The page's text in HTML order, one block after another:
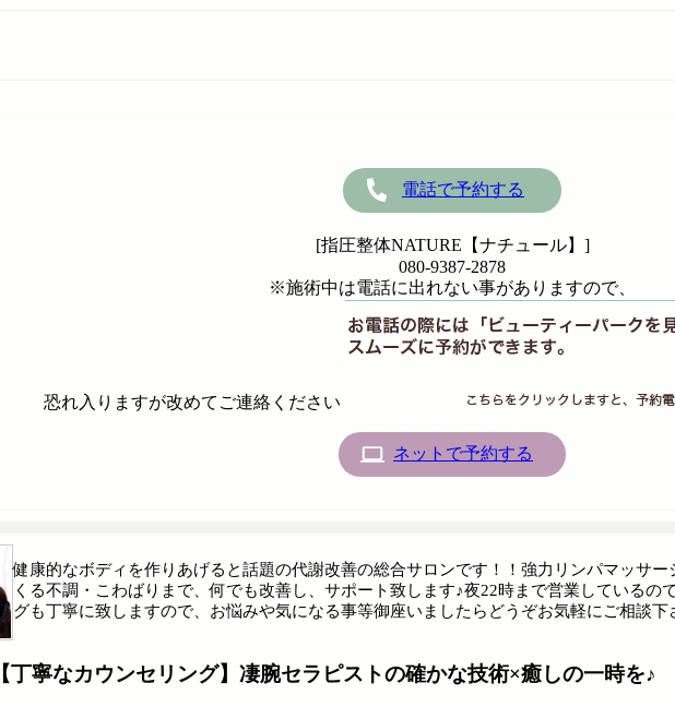
電話で予約する
[指圧整体NATURE【ナチュール】]
080-9387-2878
※施術中は電話に出れない事がありますので、
恐れ入りますが改めてご連絡ください
ネットで予約する
【丁寧なカウンセリング】凄腕セラピストの確かな技術×癒しの一時を♪
健康的なボディを作りあげると話題の代謝改善の総合サロンです！！強力リンパマッサ
くる不調・こわばりまで、何でも改善し、サポート致します♪夜22時まで営業している
グも丁寧に致しますので、お悩みや気になる事等御座いましたらどうぞお気軽にご相談下